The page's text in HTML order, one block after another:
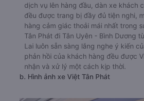
dịch vụ lên hàng đầu, dàn xe khách
đều được trang bị đầy đủ tiện nghi,
hàng cảm giác thoải mái nhất trong
Tân Phát đi Tân Uyên - Bình Dương
Lai luôn sẵn sàng lắng nghe ý kiến
phản hồi của khách hàng đều được
nhận và xử lý một cách kịp thời.
b. Hình ảnh xe Việt Tân Phát